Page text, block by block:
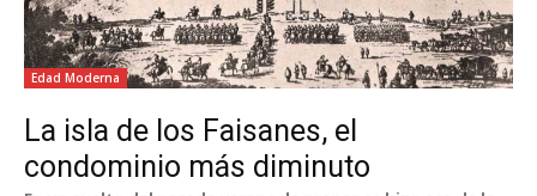
Edad Moderna
La isla de los Faisanes, el
condominio más diminuto